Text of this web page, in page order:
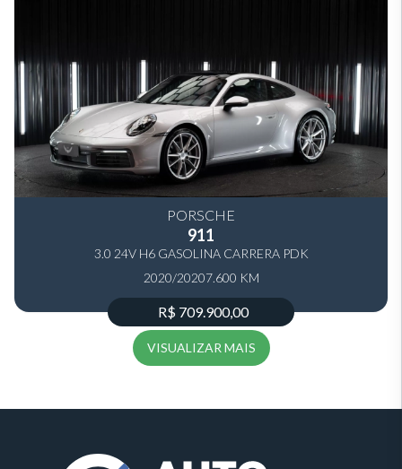
PORSCHE
911
3.0 24V H6 GASOLINA CARRERA PDK
2020/20207.600 KM
R$ 709.900,00
VISUALIZAR MAIS